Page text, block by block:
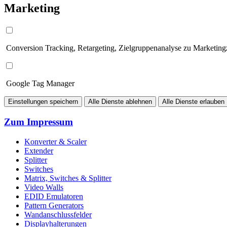
Marketing
Conversion Tracking, Retargeting, Zielgruppenanalyse zu
Google Tag Manager
Einstellungen speichern Alle Dienste ablehnen Alle Dienste erlauben
Zum Impressum
Konverter & Scaler
Extender
Splitter
Switches
Matrix, Switches & Splitter
Video Walls
EDID Emulatoren
Pattern Generators
Wandanschlussfelder
Displayhalterungen